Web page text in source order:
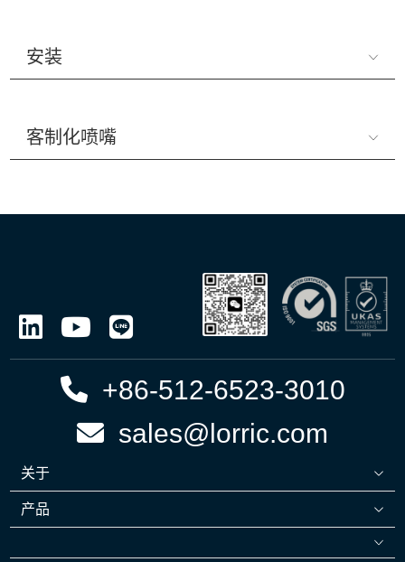
安装
客制化喷嘴
+86-512-6523-3010
sales@lorric.com
关于
产品